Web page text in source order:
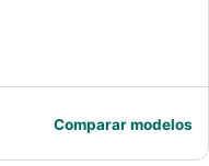
Comparar modelos